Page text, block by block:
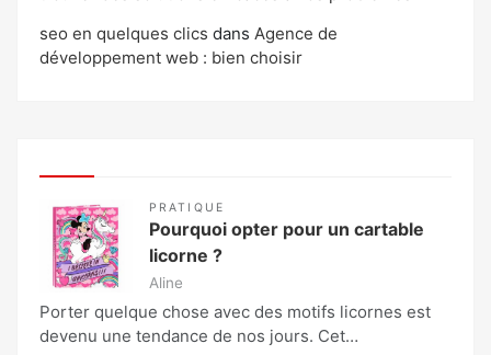
seo en quelques clics dans Agence de
développement web : bien choisir
PRATIQUE
Pourquoi opter pour un cartable
licorne ?
Aline
Porter quelque chose avec des motifs licornes est
devenu une tendance de nos jours. Cet…